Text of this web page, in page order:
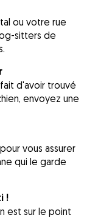
ou votre rue
sitters de
d'avoir trouvé
envoyez une
vous assurer
qui le garde
!
est sur le point